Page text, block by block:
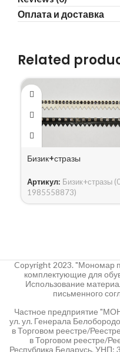
Оплата и доставка
Related
Бизик+стразы
Артикул: Бизик+стразы
1985558873)
Copyright 2023. "Мономар
комплектующие для
Использование
письменного
Частное предприятие
ул. ул. Генерала
в Торговом реестре/
в Торговом реестре/
Республика Беларусь. УНП: